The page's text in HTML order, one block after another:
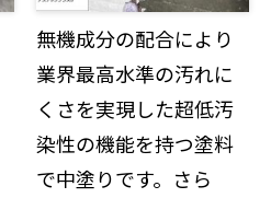
無機成分の配合により
業界最高水準の汚れに
くさを実現した超低汚
染性の機能を持つ塗料
で中塗りです。さら